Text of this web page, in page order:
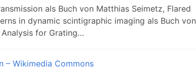
als Buch von Matthias Seimetz, Flared
in dynamic scintigraphic imaging als Buch von
for Grating…
– Wikimedia Commons